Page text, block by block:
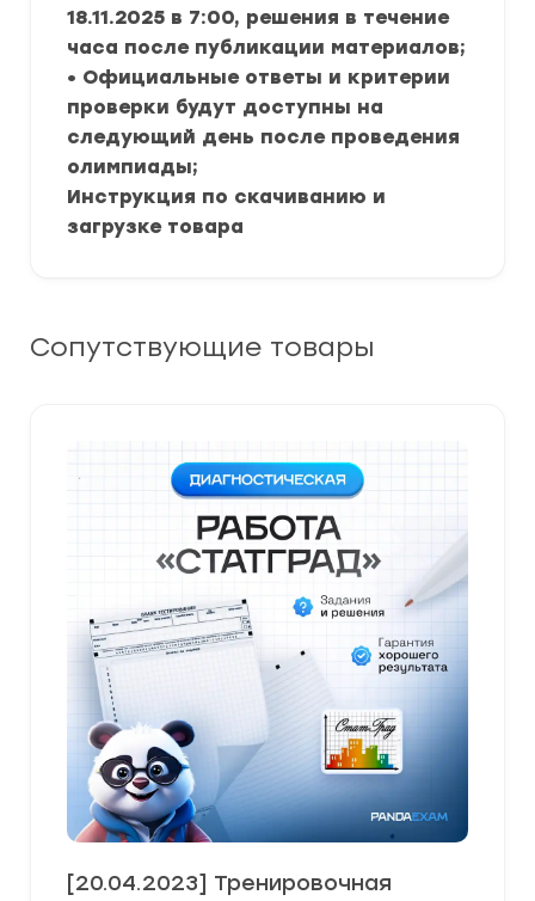
18.11.2025 в 7:00, решения в течение
часа после публикации материалов;
• Официальные ответы и критерии
проверки будут доступны на
следующий день после проведения
олимпиады;
Инструкция по скачиванию и
загрузке товара
Сопутствующие товары
[20.04.2023] Тренировочная